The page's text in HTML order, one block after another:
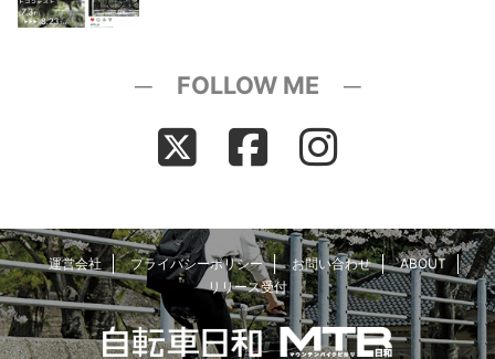
─ FOLLOW ME ─
運営会社 プライバシーポリシー お問い合わせ
ABOUT
リリース受付